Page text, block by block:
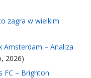
zagra w wielkim
Amsterdam – Analiza
2026)
FC – Brighton: